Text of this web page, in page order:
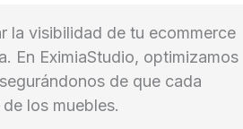
la visibilidad de tu ecommerce
En EximiaStudio, optimizamos
de que cada
los muebles.